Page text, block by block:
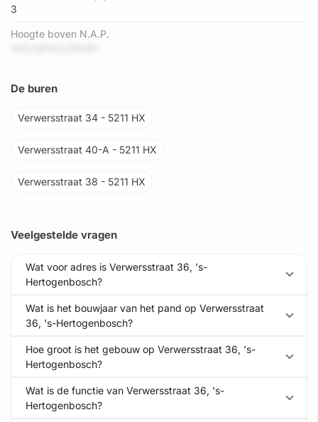
3
Hoogte boven N.A.P.
De buren
Verwersstraat 34 - 5211 HX
Verwersstraat 40-A - 5211 HX
Verwersstraat 38 - 5211 HX
Veelgestelde vragen
Wat voor adres is Verwersstraat 36, 's-
Hertogenbosch?
Wat is het bouwjaar van het pand op Verwersstraat
36, 's-Hertogenbosch?
Hoe groot is het gebouw op Verwersstraat 36, 's-
Hertogenbosch?
Wat is de functie van Verwersstraat 36, 's-
Hertogenbosch?